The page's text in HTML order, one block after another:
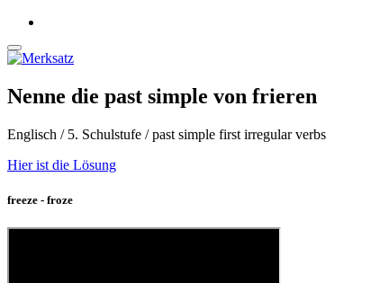
Nenne die past simple von frieren
Englisch / 5. Schulstufe / past simple first irregular verbs
Hier ist die Lösung
freeze - froze